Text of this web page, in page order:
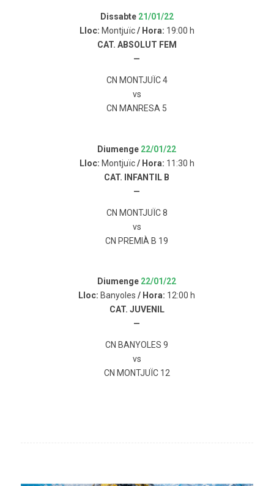
Dissabte 21/01/22
Lloc: Montjuïc/ Hora: 19:00 h
CAT. ABSOLUT FEM
—
CN MONTJUÏC 4
vs
CN MANRESA 5
Diumenge 22/01/22
Lloc: Montjuïc/ Hora: 11:30 h
CAT. INFANTIL B
—
CN MONTJUÏC 8
vs
CN PREMIÀ B 19
Diumenge 22/01/22
Lloc: Banyoles / Hora: 12:00 h
CAT. JUVENIL
—
CN BANYOLES 9
vs
CN MONTJUÏC 12